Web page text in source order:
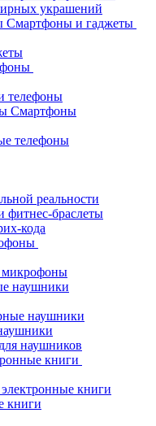
украшений
Смартфоны и гаджеты
телефоны
Смартфоны
телефоны
реальности
фитнес-браслеты
кода
наушники
наушники
наушников
книги
книги
книги